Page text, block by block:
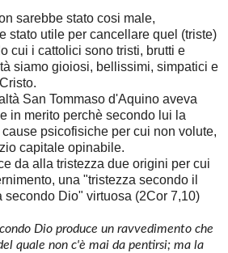
sarebbe stato cosi male,
stato utile per cancellare quel (triste)
cui i cattolici sono tristi, brutti e
siamo gioiosi, bellissimi, simpatici e
San Tommaso d'Aquino aveva
in merito perchè secondo lui la
psicofisiche per cui non volute,
capitale opinabile.
da alla tristezza due origini per cui
una "tristezza secondo il
secondo Dio" virtuosa (2Cor 7,10)
Dio produce un ravvedimento che
quale non c'è mai da pentirsi; ma la